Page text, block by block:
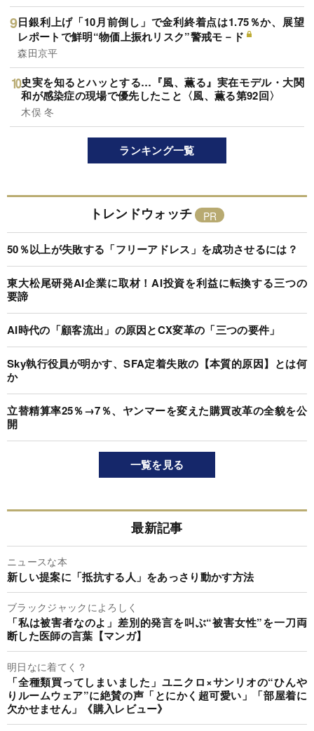
日銀利上げ「10月前倒し」で金利終着点は1.75％か、展望
レポートで鮮明“物価上振れリスク”警戒モ－ド
森田京平
史実を知るとハッとする…『風、薫る』実在モデル・大関
和が感染症の現場で優先したこと〈風、薫る第92回〉
木俣 冬
ランキング一覧
トレンドウォッチ
50％以上が失敗する「フリーアドレス」を成功させるには？
東大松尾研発AI企業に取材！AI投資を利益に転換する三つの
要諦
AI時代の「顧客流出」の原因とCX変革の「三つの要件」
Sky執行役員が明かす、SFA定着失敗の【本質的原因】とは何
か
立替精算率25％→7％、ヤンマーを変えた購買改革の全貌を公
開
一覧を見る
最新記事
ニュースな本
新しい提案に「抵抗する人」をあっさり動かす方法
ブラックジャックによろしく
「私は被害者なのよ」差別的発言を叫ぶ“被害女性”を一刀両
断した医師の言葉【マンガ】
明日なに着てく？
「全種類買ってしまいました」ユニクロ×サンリオの“ひんや
りルームウェア”に絶賛の声「とにかく超可愛い」「部屋着に
欠かせません」《購入レビュー》